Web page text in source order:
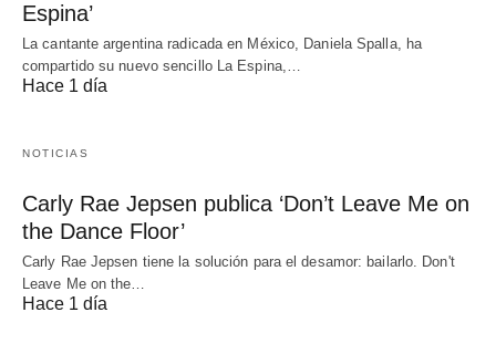
Espina’
La cantante argentina radicada en México, Daniela Spalla, ha
compartido su nuevo sencillo La Espina,…
Hace 1 día
NOTICIAS
Carly Rae Jepsen publica ‘Don’t Leave Me on
the Dance Floor’
Carly Rae Jepsen tiene la solución para el desamor: bailarlo. Don't
Leave Me on the…
Hace 1 día